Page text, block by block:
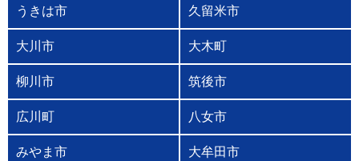
うきは市 久留米市
大川市 大木町
柳川市 筑後市
広川町 八女市
みやま市 大牟田市